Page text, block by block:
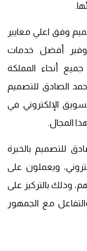
وفق اعلي معايير
أفضل خدمات
أنحاء المملكة
الصادق للتصميم
الإلكتروني في
المجال.
للتصميم بالخبرة
ويعملون على
وذلك بالتركيز على
مع الجمهور